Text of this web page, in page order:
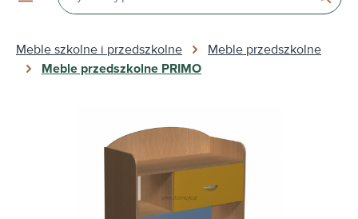
Meble szkolne i przedszkolne
Meble przedszkolne
Meble przedszkolne PRIMO